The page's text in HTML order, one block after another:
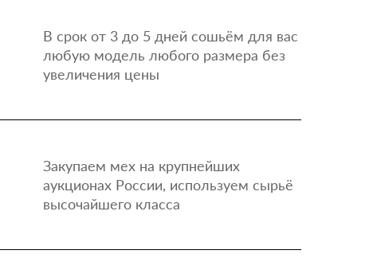
В срок от 3 до 5 дней сошьём для вас
любую модель любого размера без
увеличения цены
Закупаем мех на крупнейших
аукционах России, используем сырьё
высочайшего класса